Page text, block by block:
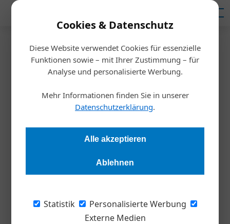
Cookies & Datenschutz
Diese Website verwendet Cookies für essenzielle
Funktionen sowie – mit Ihrer Zustimmung – für
Analyse und personalisierte Werbung.
Mehr Informationen finden Sie in unserer
Datenschutzerklärung.
Alle akzeptieren
Ablehnen
Statistik
Personalisierte Werbung
Externe Medien
Startseite/Nachhaltigkeit
Trigos 2021: Das sind die
Gewinner
Wiederverwertbare Schulmilchbecher, eine Lernwerkstatt,
modulare Kunstoffrecyclingmaschinen, gentechnikfreies und
eine smarte Gebäudesteuerungstechnik wurden am 16.9. mit
dem Trigos für verantwortungsvolles Wirtschaften